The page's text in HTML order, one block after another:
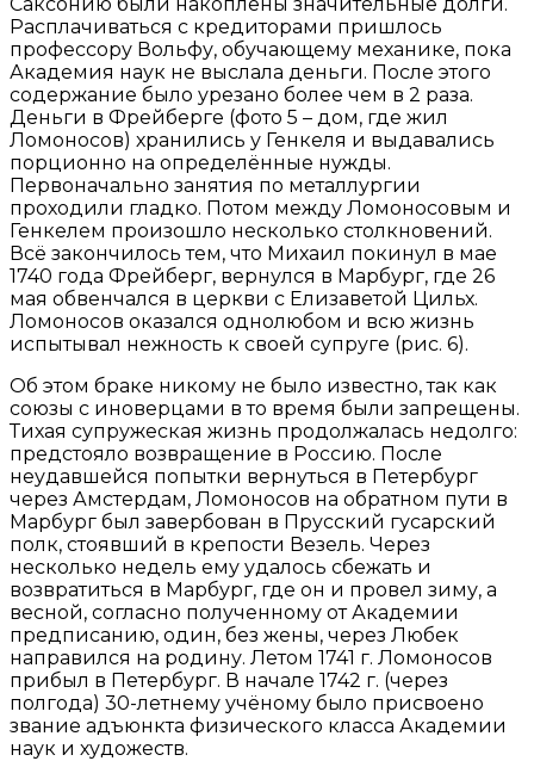
Расплачиваться с кредиторами пришлось
профессору Вольфу, обучающему механике, пока
Академия наук не выслала деньги. После этого
содержание было урезано более чем в 2 раза.
Деньги в Фрейберге (фото 5 – дом, где жил
Ломоносов) хранились у Генкеля и выдавались
порционно на определённые нужды.
Первоначально занятия по металлургии
проходили гладко. Потом между Ломоносовым и
Генкелем произошло несколько столкновений.
Всё закончилось тем, что Михаил покинул в мае
1740 года Фрейберг, вернулся в Марбург, где 26
мая обвенчался в церкви с Елизаветой Цильх.
Ломоносов оказался однолюбом и всю жизнь
испытывал нежность к своей супруге (рис. 6).
Об этом браке никому не было известно, так как
союзы с иноверцами в то время были запрещены.
Тихая супружеская жизнь продолжалась недолго:
предстояло возвращение в Россию. После
неудавшейся попытки вернуться в Петербург
через Амстердам, Ломоносов на обратном пути в
Марбург был завербован в Прусский гусарский
полк, стоявший в крепости Везель. Через
несколько недель ему удалось сбежать и
возвратиться в Марбург, где он и провел зиму, а
весной, согласно полученному от Академии
предписанию, один, без жены, через Любек
направился на родину. Летом 1741 г. Ломоносов
прибыл в Петербург. В начале 1742 г. (через
полгода) 30-летнему учёному было присвоено
звание адъюнкта физического класса Академии
наук и художеств.